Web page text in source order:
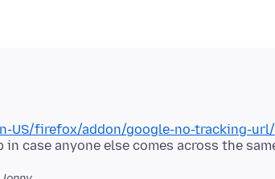
US/firefox/addon/google-no-tracking-url/